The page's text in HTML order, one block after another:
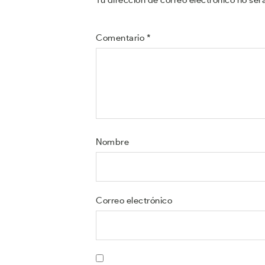
Comentario *
Nombre
Correo electrónico